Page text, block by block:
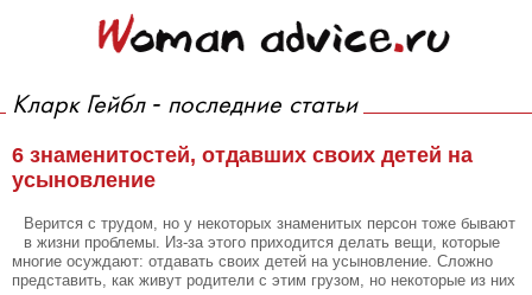
Кларк Гейбл - последние статьи
6 знаменитостей, отдавших своих детей на
усыновление
Верится с трудом, но у некоторых знаменитых персон тоже бывают
в жизни проблемы. Из-за этого приходится делать вещи, которые
многие осуждают: отдавать своих детей на усыновление. Сложно
представить, как живут родители с этим грузом, но некоторые из них